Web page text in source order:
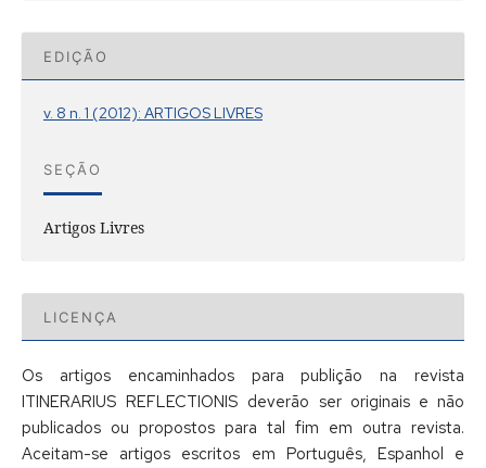
EDIÇÃO
v. 8 n. 1 (2012): ARTIGOS LIVRES
SEÇÃO
Artigos Livres
LICENÇA
Os artigos encaminhados para publição na revista
ITINERARIUS REFLECTIONIS deverão ser originais e não
publicados ou propostos para tal fim em outra revista.
Aceitam-se artigos escritos em Português, Espanhol e